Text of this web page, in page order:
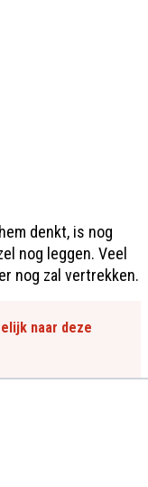
denkt, is nog
nog leggen. Veel
nog zal vertrekken.
naar deze